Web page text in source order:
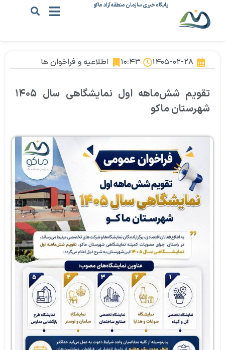
پایگاه خبری سازمان منطقه آزاد ماکو
۱۴۰۵-۰۲-۲۸ ۱۰:۴۳ اطلاعیه و فراخوان ها
تقویم شش‌ماهه اول نمایشگاهی سال ۱۴۰۵
شهرستان ماکو